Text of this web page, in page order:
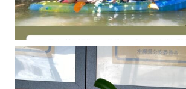
今年の1月にお店に植えたマングローブ(メヒルギ)の苗が成長してきました
マングロ